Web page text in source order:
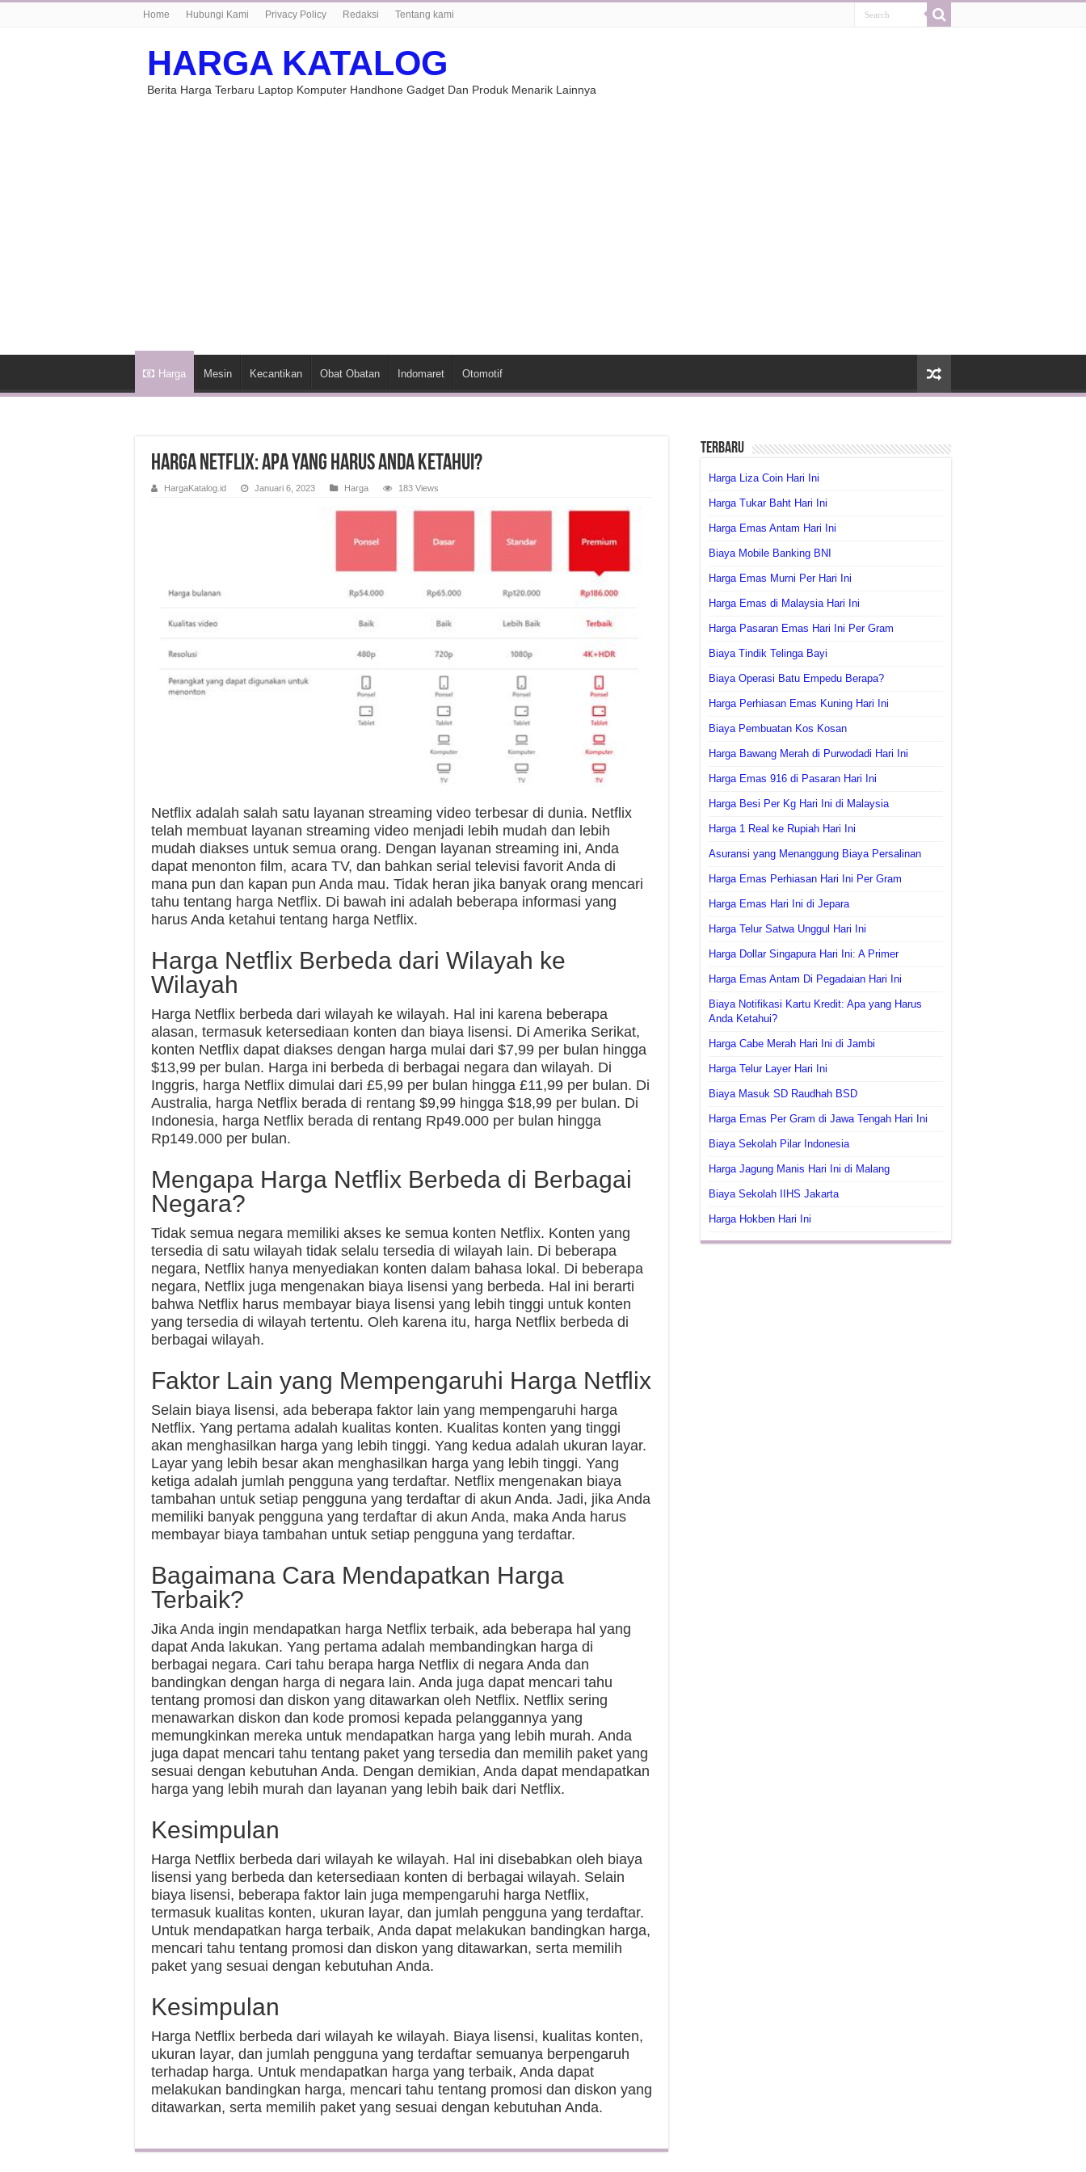
Home Hubungi Kami Privacy Policy Redaksi Tentang kami
HARGA KATALOG
Berita Harga Terbaru Laptop Komputer Handhone Gadget Dan Produk Menarik Lainnya
Harga Mesin Kecantikan Obat Obatan Indomaret Otomotif
Harga Netflix: Apa yang Harus Anda Ketahui?
HargaKatalog.id Januari 6, 2023 Harga 183 Views
Netflix adalah salah satu layanan streaming video terbesar di dunia. Netflix
telah membuat layanan streaming video menjadi lebih mudah dan lebih
mudah diakses untuk semua orang. Dengan layanan streaming ini, Anda
dapat menonton film, acara TV, dan bahkan serial televisi favorit Anda di
mana pun dan kapan pun Anda mau. Tidak heran jika banyak orang mencari
tahu tentang harga Netflix. Di bawah ini adalah beberapa informasi yang
harus Anda ketahui tentang harga Netflix.
Harga Netflix Berbeda dari Wilayah ke
Wilayah
Harga Netflix berbeda dari wilayah ke wilayah. Hal ini karena beberapa
alasan, termasuk ketersediaan konten dan biaya lisensi. Di Amerika Serikat,
konten Netflix dapat diakses dengan harga mulai dari $7,99 per bulan hingga
$13,99 per bulan. Harga ini berbeda di berbagai negara dan wilayah. Di
Inggris, harga Netflix dimulai dari £5,99 per bulan hingga £11,99 per bulan. Di
Australia, harga Netflix berada di rentang $9,99 hingga $18,99 per bulan. Di
Indonesia, harga Netflix berada di rentang Rp49.000 per bulan hingga
Rp149.000 per bulan.
Mengapa Harga Netflix Berbeda di Berbagai
Negara?
Tidak semua negara memiliki akses ke semua konten Netflix. Konten yang
tersedia di satu wilayah tidak selalu tersedia di wilayah lain. Di beberapa
negara, Netflix hanya menyediakan konten dalam bahasa lokal. Di beberapa
negara, Netflix juga mengenakan biaya lisensi yang berbeda. Hal ini berarti
bahwa Netflix harus membayar biaya lisensi yang lebih tinggi untuk konten
yang tersedia di wilayah tertentu. Oleh karena itu, harga Netflix berbeda di
berbagai wilayah.
Faktor Lain yang Mempengaruhi Harga Netflix
Selain biaya lisensi, ada beberapa faktor lain yang mempengaruhi harga
Netflix. Yang pertama adalah kualitas konten. Kualitas konten yang tinggi
akan menghasilkan harga yang lebih tinggi. Yang kedua adalah ukuran layar.
Layar yang lebih besar akan menghasilkan harga yang lebih tinggi. Yang
ketiga adalah jumlah pengguna yang terdaftar. Netflix mengenakan biaya
tambahan untuk setiap pengguna yang terdaftar di akun Anda. Jadi, jika Anda
memiliki banyak pengguna yang terdaftar di akun Anda, maka Anda harus
membayar biaya tambahan untuk setiap pengguna yang terdaftar.
Bagaimana Cara Mendapatkan Harga
Terbaik?
Jika Anda ingin mendapatkan harga Netflix terbaik, ada beberapa hal yang
dapat Anda lakukan. Yang pertama adalah membandingkan harga di
berbagai negara. Cari tahu berapa harga Netflix di negara Anda dan
bandingkan dengan harga di negara lain. Anda juga dapat mencari tahu
tentang promosi dan diskon yang ditawarkan oleh Netflix. Netflix sering
menawarkan diskon dan kode promosi kepada pelanggannya yang
memungkinkan mereka untuk mendapatkan harga yang lebih murah. Anda
juga dapat mencari tahu tentang paket yang tersedia dan memilih paket yang
sesuai dengan kebutuhan Anda. Dengan demikian, Anda dapat mendapatkan
harga yang lebih murah dan layanan yang lebih baik dari Netflix.
Kesimpulan
Harga Netflix berbeda dari wilayah ke wilayah. Hal ini disebabkan oleh biaya
lisensi yang berbeda dan ketersediaan konten di berbagai wilayah. Selain
biaya lisensi, beberapa faktor lain juga mempengaruhi harga Netflix,
termasuk kualitas konten, ukuran layar, dan jumlah pengguna yang terdaftar.
Untuk mendapatkan harga terbaik, Anda dapat melakukan bandingkan harga,
mencari tahu tentang promosi dan diskon yang ditawarkan, serta memilih
paket yang sesuai dengan kebutuhan Anda.
Kesimpulan
Harga Netflix berbeda dari wilayah ke wilayah. Biaya lisensi, kualitas konten,
ukuran layar, dan jumlah pengguna yang terdaftar semuanya berpengaruh
terhadap harga. Untuk mendapatkan harga yang terbaik, Anda dapat
melakukan bandingkan harga, mencari tahu tentang promosi dan diskon yang
ditawarkan, serta memilih paket yang sesuai dengan kebutuhan Anda.
Terbaru
Harga Liza Coin Hari Ini
Harga Tukar Baht Hari Ini
Harga Emas Antam Hari Ini
Biaya Mobile Banking BNI
Harga Emas Murni Per Hari Ini
Harga Emas di Malaysia Hari Ini
Harga Pasaran Emas Hari Ini Per Gram
Biaya Tindik Telinga Bayi
Biaya Operasi Batu Empedu Berapa?
Harga Perhiasan Emas Kuning Hari Ini
Biaya Pembuatan Kos Kosan
Harga Bawang Merah di Purwodadi Hari Ini
Harga Emas 916 di Pasaran Hari Ini
Harga Besi Per Kg Hari Ini di Malaysia
Harga 1 Real ke Rupiah Hari Ini
Asuransi yang Menanggung Biaya Persalinan
Harga Emas Perhiasan Hari Ini Per Gram
Harga Emas Hari Ini di Jepara
Harga Telur Satwa Unggul Hari Ini
Harga Dollar Singapura Hari Ini: A Primer
Harga Emas Antam Di Pegadaian Hari Ini
Biaya Notifikasi Kartu Kredit: Apa yang Harus
Anda Ketahui?
Harga Cabe Merah Hari Ini di Jambi
Harga Telur Layer Hari Ini
Biaya Masuk SD Raudhah BSD
Harga Emas Per Gram di Jawa Tengah Hari Ini
Biaya Sekolah Pilar Indonesia
Harga Jagung Manis Hari Ini di Malang
Biaya Sekolah IIHS Jakarta
Harga Hokben Hari Ini